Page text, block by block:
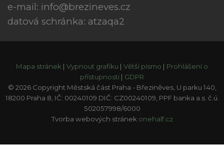
e-mail: info@brezineves.cz
datová schránka: atzaqa2
Mapa stránek | Vypnout grafiku | Větší písmo | Prohlášení o
přístupnosti | GDPR
© 2026 Copyright Městská část Praha - Březiněves, U parku 140,
18200 Praha 8, IČ: 00240109 DIČ: CZ00240109, PPF banka a.s. č.ú.
502057998/6000
Tvorba webových stránek onehalf.cz